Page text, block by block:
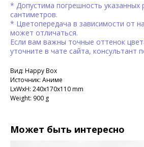
* Допустима погрешность указанных
сантиметров.
* Цветопередача в зависимости от
может отличаться.
Если вам важны точные оттенок
уточните в чате сайта, консультант
Вид: Happy Box
Источник: Аниме
LxWxH: 240x170x110 mm
Weight: 900 g
Может быть интересно